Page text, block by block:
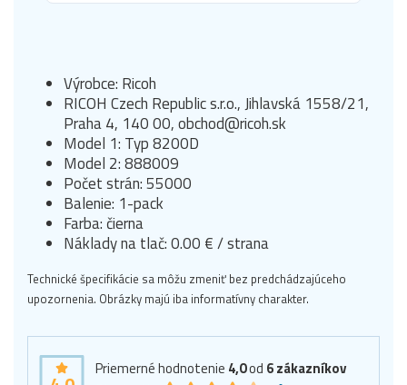
Výrobce: Ricoh
RICOH Czech Republic s.r.o., Jihlavská 1558/21,
Praha 4, 140 00, obchod@ricoh.sk
Model 1: Typ 8200D
Model 2: 888009
Počet strán: 55000
Balenie: 1-pack
Farba: čierna
Náklady na tlač: 0.00 € / strana
Technické špecifikácie sa môžu zmeniť bez predchádzajúceho
upozornenia. Obrázky majú iba informatívny charakter.
Priemerné hodnotenie 4,0od 6zákazníkov